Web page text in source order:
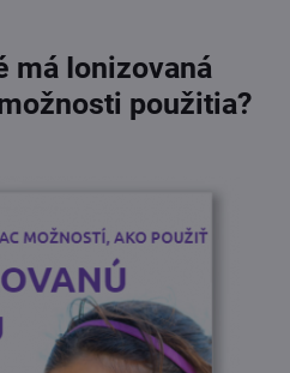
má Ionizovaná
použitia?